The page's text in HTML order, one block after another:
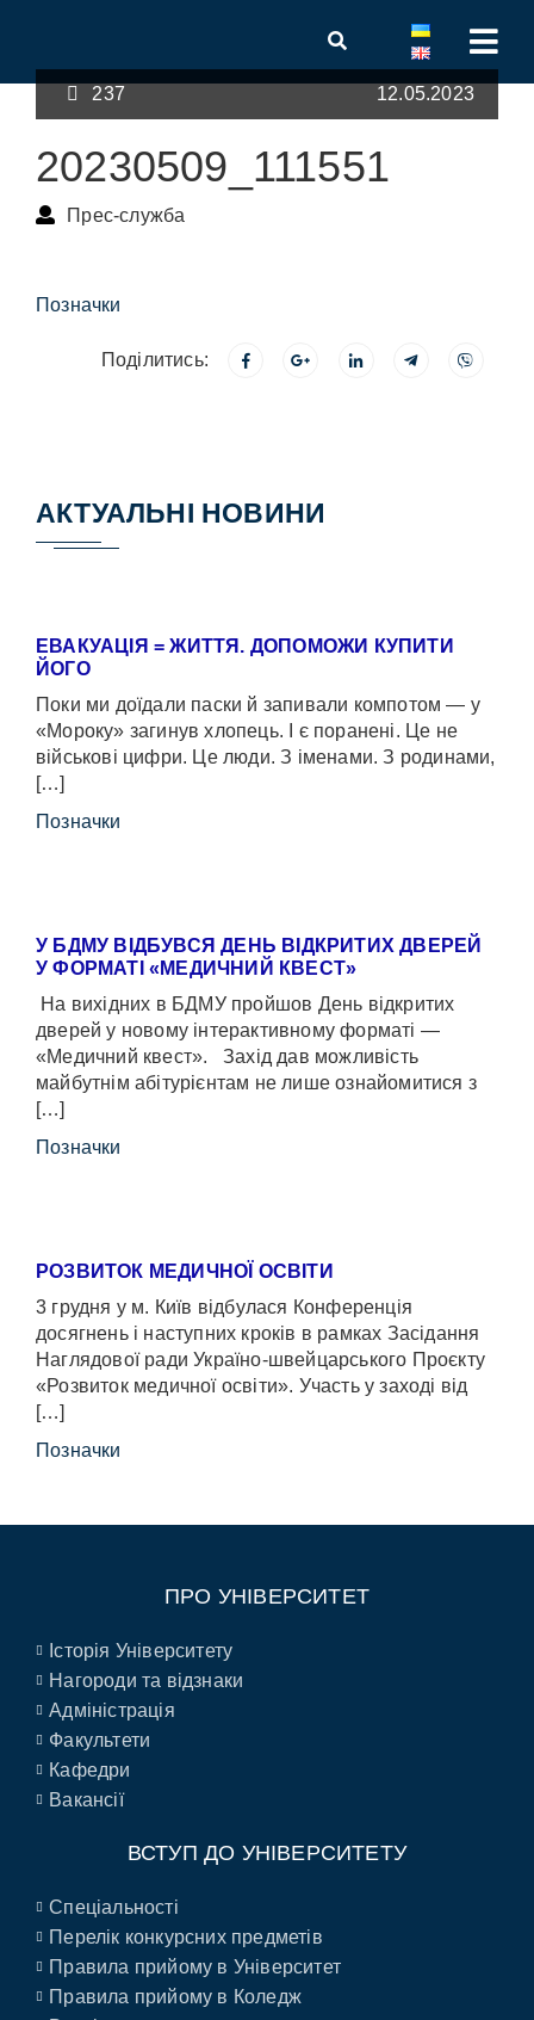
237 12.05.2023
20230509_111551
Прес-служба
Позначки
Поділитись:
АКТУАЛЬНІ НОВИНИ
ЕВАКУАЦІЯ = ЖИТТЯ. ДОПОМОЖИ КУПИТИ
ЙОГО
Поки ми доїдали паски й запивали компотом — у
«Мороку» загинув хлопець. І є поранені. Це не
військові цифри. Це люди. З іменами. З родинами,
[…]
Позначки
У БДМУ ВІДБУВСЯ ДЕНЬ ВІДКРИТИХ ДВЕРЕЙ
У ФОРМАТІ «МЕДИЧНИЙ КВЕСТ»
На вихідних в БДМУ пройшов День відкритих
дверей у новому інтерактивному форматі —
«Медичний квест». Захід дав можливість
майбутнім абітурієнтам не лише ознайомитися з
[…]
Позначки
РОЗВИТОК МЕДИЧНОЇ ОСВІТИ
3 грудня у м. Київ відбулася Конференція
досягнень і наступних кроків в рамках Засідання
Наглядової ради Україно-швейцарського Проєкту
«Розвиток медичної освіти». Участь у заході від
[…]
Позначки
ПРО УНІВЕРСИТЕТ
Історія Університету
Нагороди та відзнаки
Адміністрація
Факультети
Кафедри
Вакансії
ВСТУП ДО УНІВЕРСИТЕТУ
Спеціальності
Перелік конкурсних предметів
Правила прийому в Університет
Правила прийому в Коледж